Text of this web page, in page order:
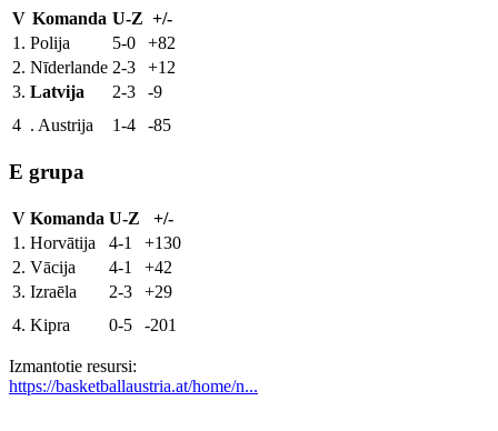
V Komanda U-Z +/-
1. Polija 5-0
+82
2. Nīderlande 2-3
+12
3. Latvija 2-3
-9
4 . Austrija 1-4 -85
E grupa
V Komanda U-Z
+/-
1. Horvātija 4-1
+130
2. Vācija 4-1
+42
3. Izraēla 2-3
+29
4. Kipra 0-5 -201
Izmantotie resursi:
https://basketballaustria.at/home/n...